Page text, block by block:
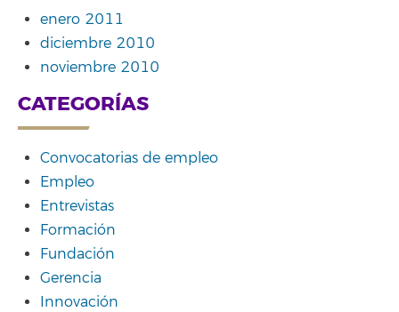
enero 2011
diciembre 2010
noviembre 2010
CATEGORÍAS
Convocatorias de empleo
Empleo
Entrevistas
Formación
Fundación
Gerencia
Innovación